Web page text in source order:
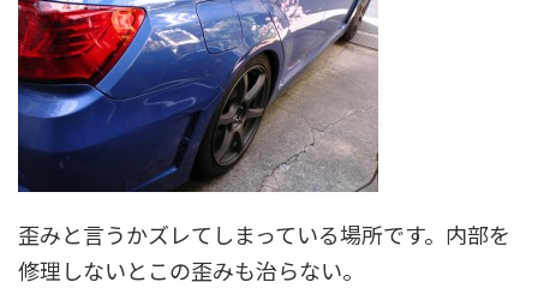
歪みと言うかズレてしまっている場所です。内部を
修理しないとこの歪みも治らない。